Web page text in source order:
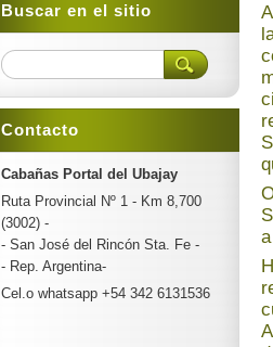
Buscar en el sitio
Contacto
Cabañas Portal del Ubajay
Ruta Provincial Nº 1 - Km 8,700
(3002) -
- San José del Rincón Sta. Fe -
- Rep. Argentina-
Cel.o whatsapp +54 342 6131536